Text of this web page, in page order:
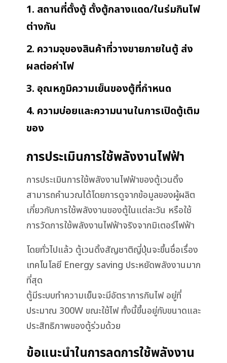
1. สถานที่ตั้งตู้ ตั้งตู้กลางแดด/ในร่มกินไฟ
ต่างกัน
2. ความจุของสินค้าที่วางขายภายในตู้ ส่ง
ผลต่อค่าไฟ
3. อุณหภูมิความเย็นของตู้ที่กำหนด
4. ความบ่อยและความนานในการเปิดตู้เติม
ของ
การประเมินการใช้พลังงานไฟฟ้า
การประเมินการใช้พลังงานไฟฟ้าของตู้เวนดิ้ง
สามารถคำนวณได้โดยการดูจากข้อมูลของผู้ผลิต
เกี่ยวกับการใช้พลังงานของตู้ในแต่ละวัน หรือใช้
การวัดการใช้พลังงานไฟฟ้าจริงจากมิเตอร์ไฟฟ้า
โดยทั่วไปแล้ว ตู้เวนดิ้งสัญชาติญี่ปุ่นจะขึ้นชื่อเรื่อง
เทคโนโลยี Energy saving ประหยัดพลังงานมาก
ที่สุด
ตู้มีระบบทำความเย็นจะมีอัตราการกินไฟ อยู่ที่
ประมาณ 300W ขณะใช้ไฟ ทั้งนี้ขึ้นอยู่กับขนาดและ
ประสิทธิภาพของตู้ร่วมด้วย
ข้อแนะนำในการลดการใช้พลังงาน